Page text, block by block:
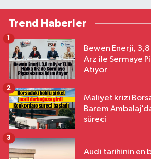
Trend Haberler
Bewen Enerji,
Arz ile Sermaye
Atıyor
1
Maliyet krizi
Barem
süreci
2
Audi tarihinin en
3